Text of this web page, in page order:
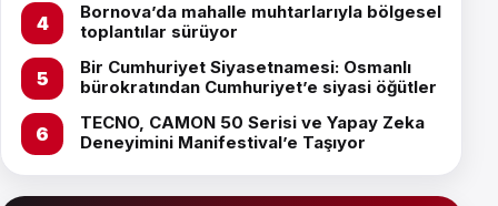
Bornova’da mahalle muhtarlarıyla bölgesel
toplantılar sürüyor
Bir Cumhuriyet Siyasetnamesi: Osmanlı
bürokratından Cumhuriyet’e siyasi öğütler
TECNO, CAMON 50 Serisi ve Yapay Zeka
Deneyimini Manifestival’e Taşıyor